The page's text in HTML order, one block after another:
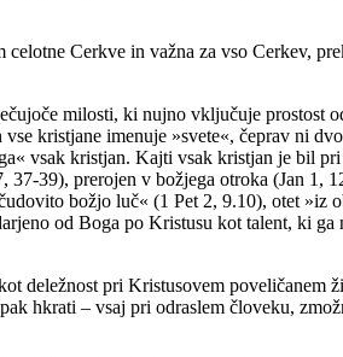
Cerkve in važna za vso Cerkev,
milosti, ki nujno vključuje prostost
kristjane imenuje »svete«, čeprav ni
vsak kristjan. Kajti vsak kristjan je bil
39), prerojen v božjega otroka (Jan 1,
božjo luč« (1 Pet 2, 9.10), otet »iz
od Boga po Kristusu kot talent, ki
deležnost pri Kristusovem poveličanem
hkrati – vsaj pri odraslem človeku,